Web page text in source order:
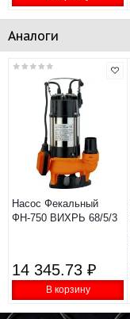
Аналоги
Насос Фекальный
ФН-750 ВИХРЬ 68/5/3
14 345.73 ₽
В корзину